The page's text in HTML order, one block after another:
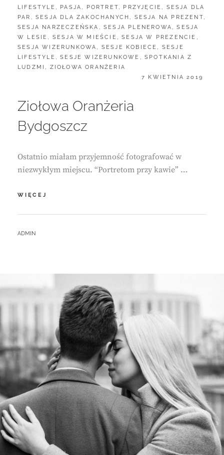
LIFESTYLE , PASJA , PORTRET, PRZYJĘCIE , SESJA DLA
PAR ,SESJA DLA ZAKOCHANYCH , SESJA NA PREZENT,
SESJA NARZECZEŃSKA ,SESJA PLENEROWA ,SESJA
W LESIE , SESJA W MIEŚCIE ,SESJA W PREZENCIE ,
SESJA WIZERUNKOWA , SESJE KOBIECE , SESJE
LIFESTYLE ,SESJE WIZERUNKOWE ,SPOTKANIA Z
LUDZMI , ZIOŁOWA ORANŻERIA
POSTED
7 KWIETNIA 2019
Ziołowa Oranżeria
Bydgoszcz
Ostatnio miałam przyjemność fotografować w
niezwykłym miejscu. “Portretom przy kawie” …
WIĘCEJ
BYDGOSZCZ
BY
ADMIN